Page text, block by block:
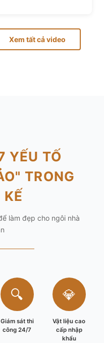
Xem tất cả video
YẾU TỐ
TRONG
KẾ
làm đẹp cho ngôi nhà
🔍
Giám sát thi
công 24/7
💎
Vật liệu cao
cấp nhập
khẩu